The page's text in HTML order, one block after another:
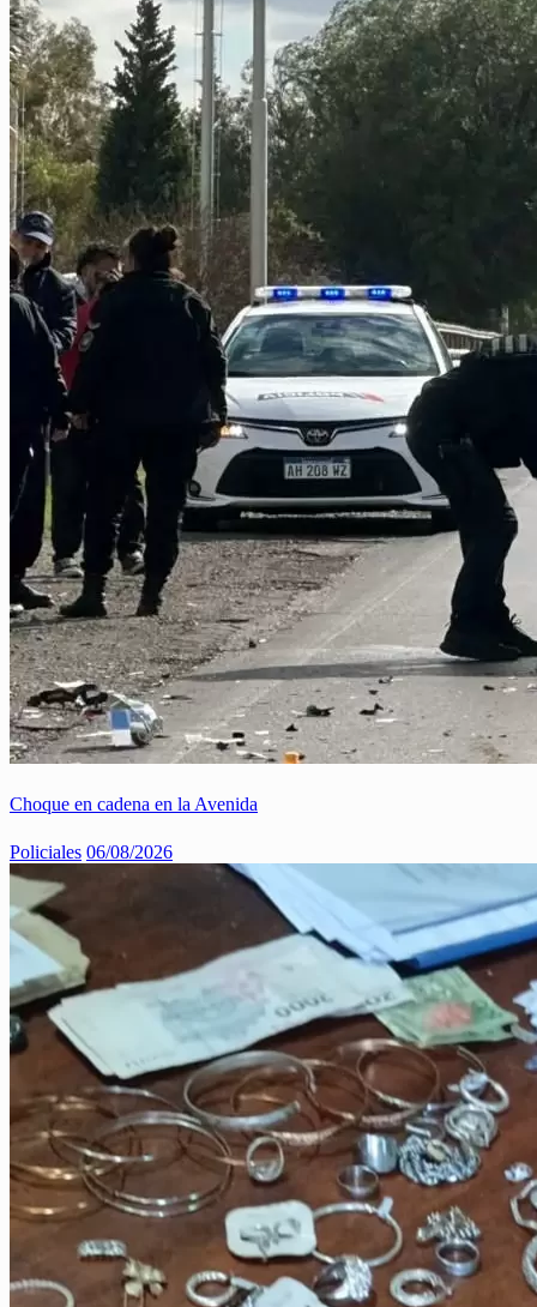
Choque en cadena en la Avenida
Policiales 06/08/2026